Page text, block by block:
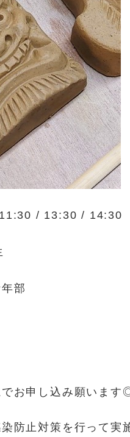
/ 13:30 / 14:30
部
お申し込み願います
防止対策を行って実